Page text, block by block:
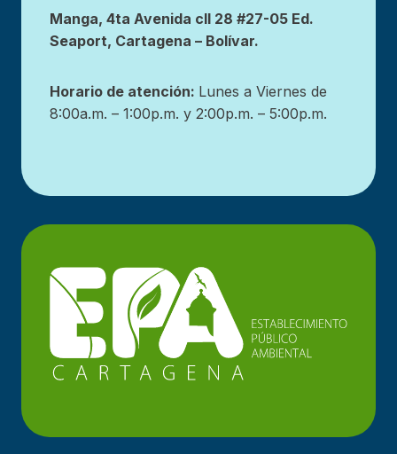
Manga, 4ta Avenida cll 28 #27-05 Ed.
Seaport, Cartagena – Bolívar.
Horario de atención: Lunes a Viernes de
8:00a.m. – 1:00p.m. y 2:00p.m. – 5:00p.m.